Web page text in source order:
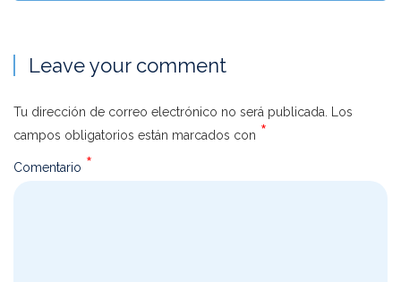
Leave your comment
Tu dirección de correo electrónico no será publicada.
Los
campos obligatorios están marcados con *
Comentario *